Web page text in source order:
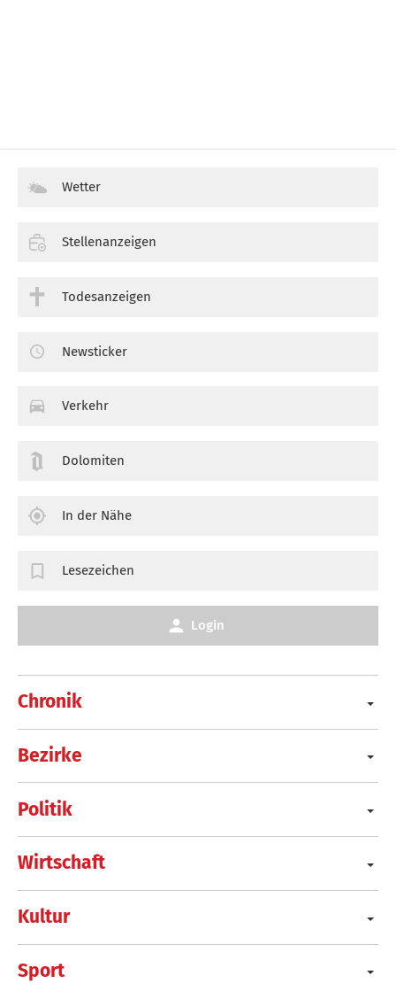
Chronik
Bezirke
Politik
Wirtschaft
Kultur
Sport
Wetter
Stellenanzeigen
Todesanzeigen
Newsticker
Verkehr
Dolomiten
In der Nähe
Lesezeichen
Login